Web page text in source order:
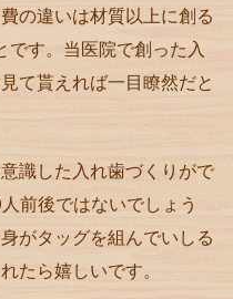
の違いは材質以上に創る
です。当医院で創った入
て貰えれば一目瞭然だと
識した入れ歯づくりがで
前後ではないでしょう
がタッグを組んでいしる
たら嬉しいです。